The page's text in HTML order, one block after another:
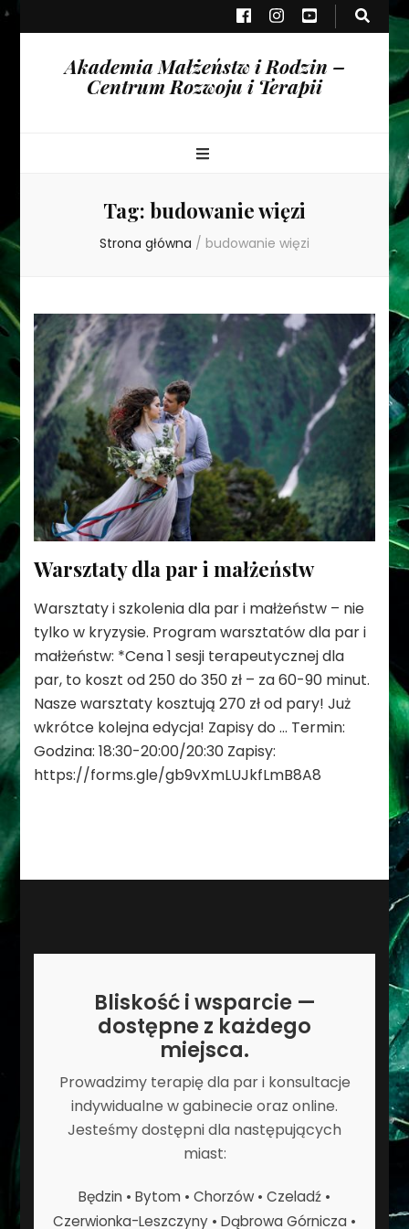
Akademia Małżeństw i Rodzin –
Centrum Rozwoju i Terapii
Tag: budowanie więzi
Strona główna / budowanie więzi
Warsztaty dla par i małżeństw
Warsztaty i szkolenia dla par i małżeństw – nie
tylko w kryzysie. Program warsztatów dla par i
małżeństw: *Cena 1 sesji terapeutycznej dla
par, to koszt od 250 do 350 zł – za 60-90 minut.
Nasze warsztaty kosztują 270 zł od pary! Już
wkrótce kolejna edycja! Zapisy do … Termin:
Godzina: 18:30-20:00/20:30 Zapisy:
https://forms.gle/gb9vXmLUJkfLmB8A8
Bliskość i wsparcie —
dostępne z każdego
miejsca.
Prowadzimy terapię dla par i konsultacje
indywidualne w gabinecie oraz online.
Jesteśmy dostępni dla następujących
miast:
Będzin • Bytom • Chorzów • Czeladź •
Czerwionka-Leszczyny • Dąbrowa Górnicza •